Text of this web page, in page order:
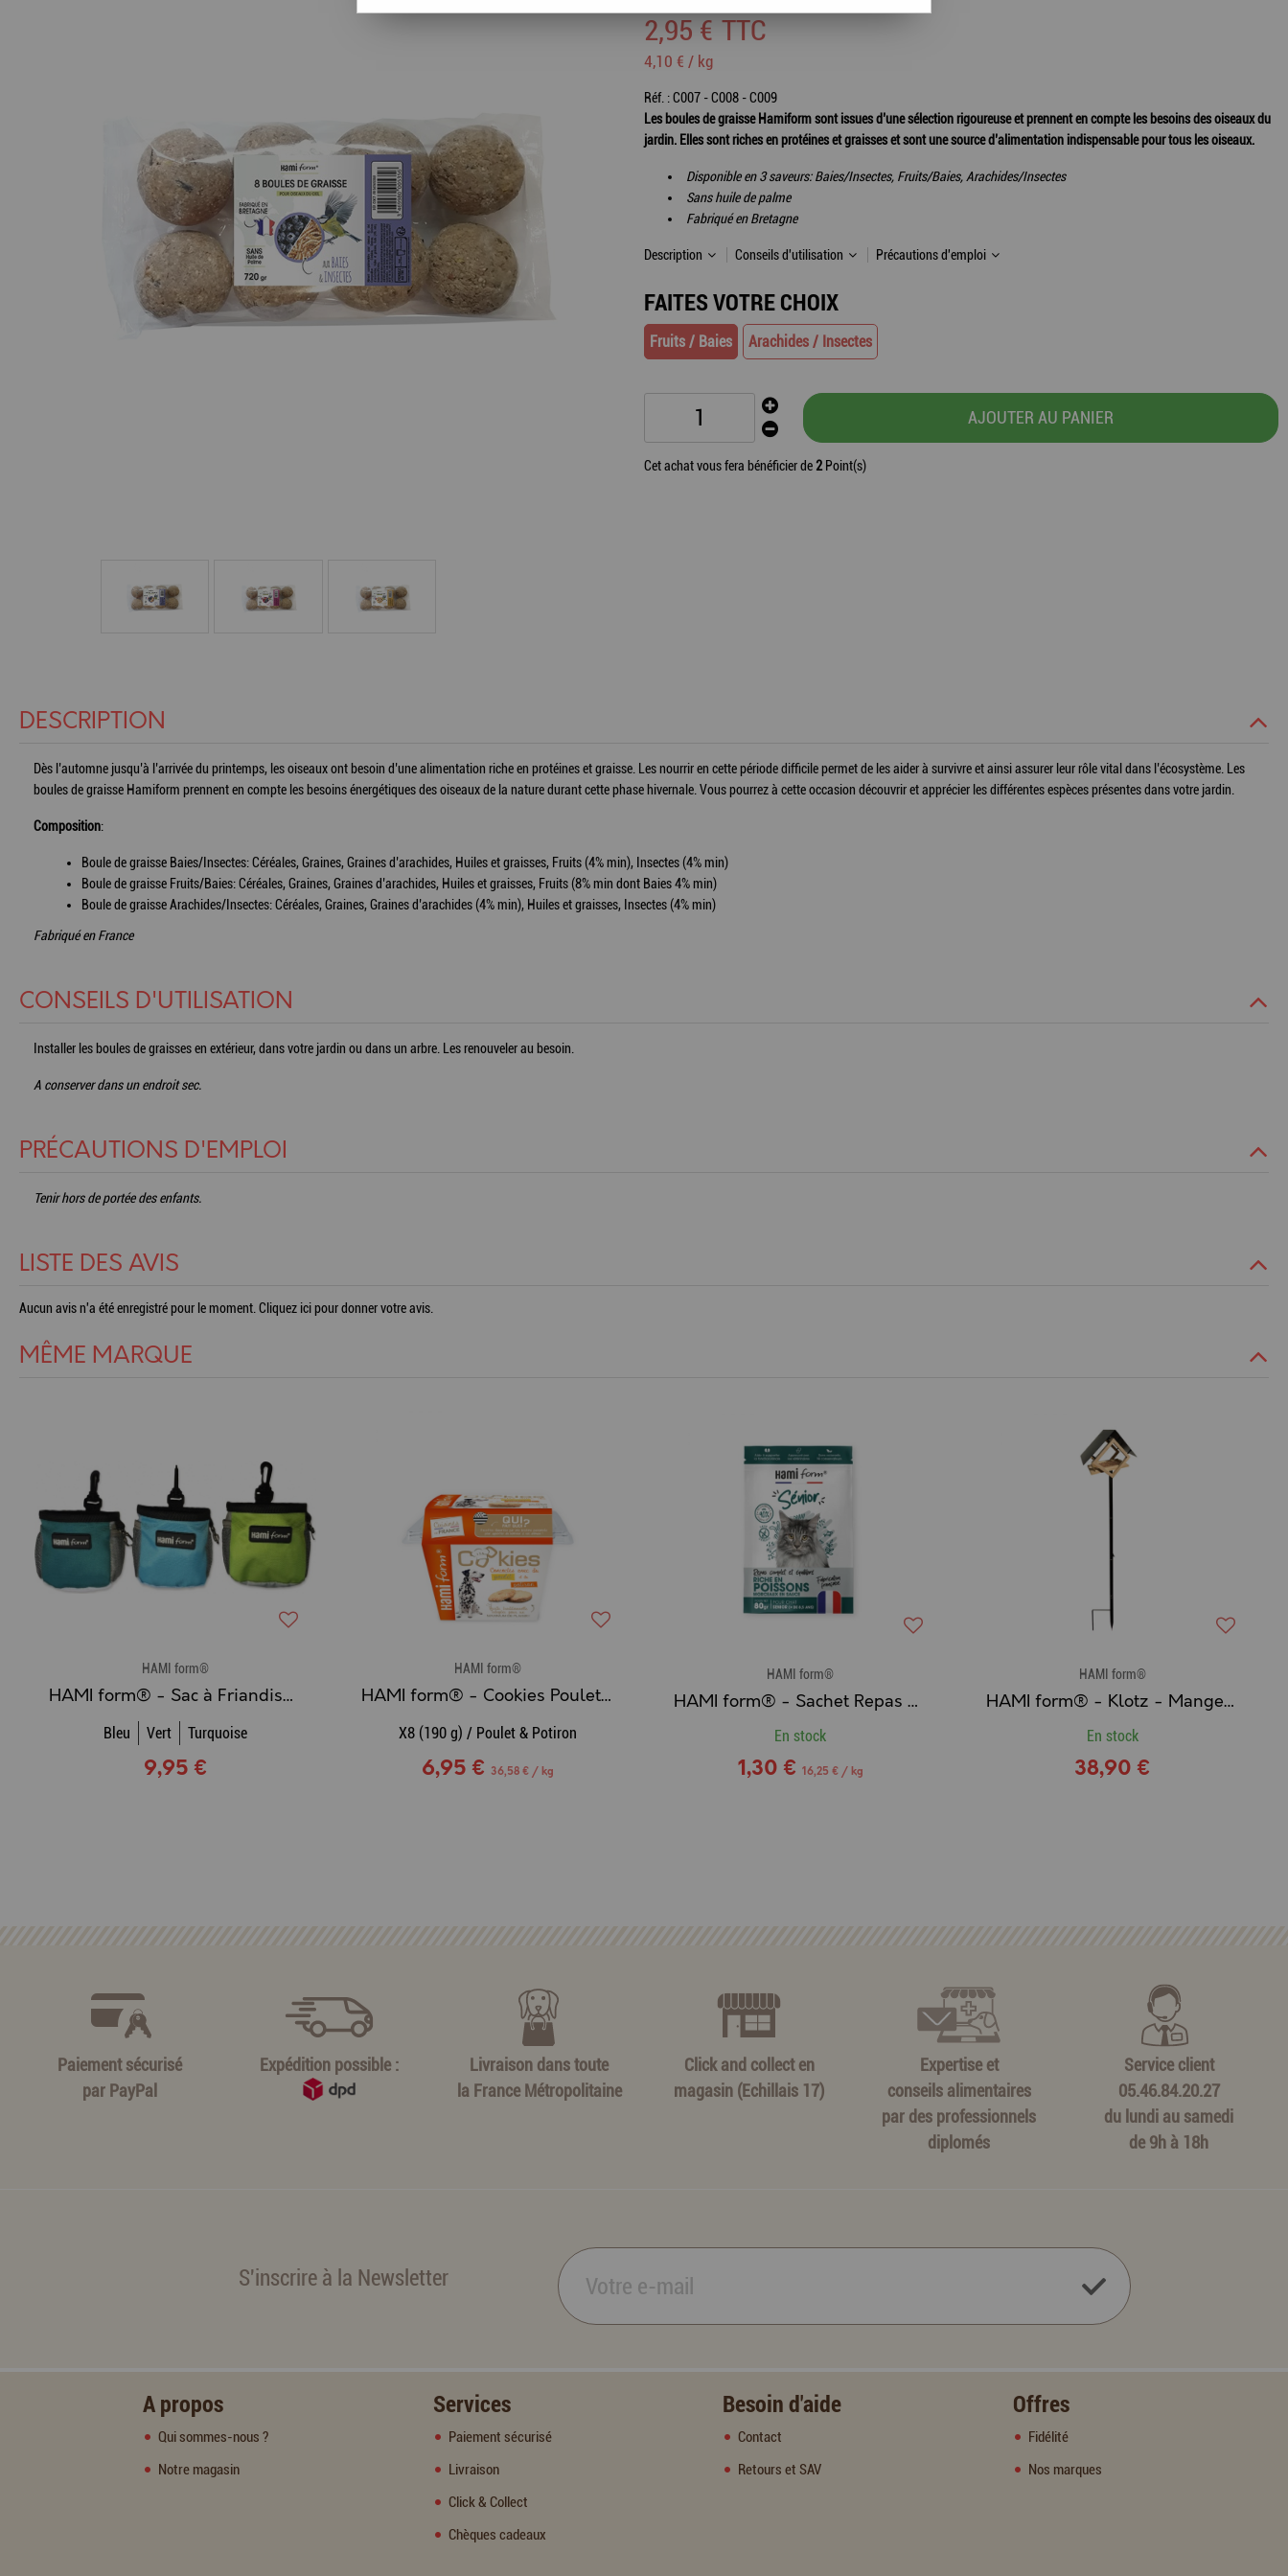
2,95 € TTC
4,10 € / kg
Réf. :C007 - C008 - C009
Les boules de graisse Hamiform sont issues d’une sélection rigoureuse et prennent en compte les besoins des oiseaux du
jardin. Elles sont riches en protéines et graisses et sont une source d’alimentation indispensable pour tous les oiseaux.
Disponible en 3 saveurs: Baies/Insectes, Fruits/Baies, Arachides/Insectes
Sans huile de palme
Fabriqué en Bretagne
Description Conseils d'utilisation Précautions d'emploi
FAITES VOTRE CHOIX
Fruits / Baies Arachides / Insectes
AJOUTER AU PANIER
Cet achat vous fera bénéficier de2Point(s)
DESCRIPTION
Dès l’automne jusqu’à l’arrivée du printemps, les oiseaux ont besoin d’une alimentation riche en protéines et graisse. Les nourrir en cette période difficile permet de les aider à survivre et ainsi assurer leur rôle vital dans l’écosystème. Les
boules de graisse Hamiform prennent en compte les besoins énergétiques des oiseaux de la nature durant cette phase hivernale. Vous pourrez à cette occasion découvrir et apprécier les différentes espèces présentes dans votre jardin.
Composition:
Boule de graisse Baies/Insectes: Céréales, Graines, Graines d’arachides, Huiles et graisses, Fruits (4% min), Insectes (4% min)
Boule de graisse Fruits/Baies: Céréales, Graines, Graines d’arachides, Huiles et graisses, Fruits (8% min dont Baies 4% min)
Boule de graisse Arachides/Insectes: Céréales, Graines, Graines d’arachides (4% min), Huiles et graisses, Insectes (4% min)
Fabriqué en France
CONSEILS D'UTILISATION
Installer les boules de graisses en extérieur, dans votre jardin ou dans un arbre. Les renouveler au besoin.
A conserver dans un endroit sec.
PRÉCAUTIONS D'EMPLOI
Tenir hors de portée des enfants.
LISTE DES AVIS
Aucun avis n'a été enregistré pour le moment. Cliquez ici pour donner votre avis.
MÊME MARQUE
HAMI form®
HAMI form® - Sac à Friandises ZUKO
Bleu Vert Turquoise
9,95 €
HAMI form®
HAMI form® - Cookies Poulet & Potiron
X8 (190 g) / Poulet & Potiron
6,95 € 36,58 € / kg
HAMI form®
HAMI form® - Sachet Repas Complet Humide pour Chat Sénior au THON
En stock
1,30 € 16,25 € / kg
HAMI form®
HAMI form® - Klotz - Mangeoire sur pied
En stock
38,90 €
Paiement sécurisé
par PayPal
Expédition possible :
Livraison dans toute
la France Métropolitaine
Click and collect en
magasin (Echillais 17)
Expertise et
conseils alimentaires
par des professionnels
diplomés
Service client
05.46.84.20.27
du lundi au samedi
de 9h à 18h
S'inscrire à la Newsletter
A propos
Qui sommes-nous ?
Notre magasin
Services
Paiement sécurisé
Livraison
Click & Collect
Chèques cadeaux
Besoin d'aide
Contact
Retours et SAV
Offres
Fidélité
Nos marques